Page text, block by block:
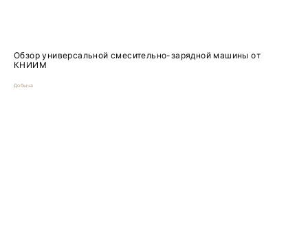
Обзор универсальной смесительно-зарядной машины от
КНИИМ
Добыча